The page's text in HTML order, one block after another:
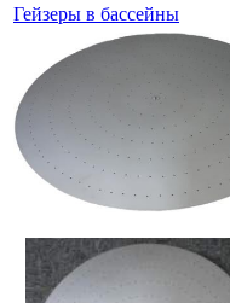
Гейзеры в бассейны